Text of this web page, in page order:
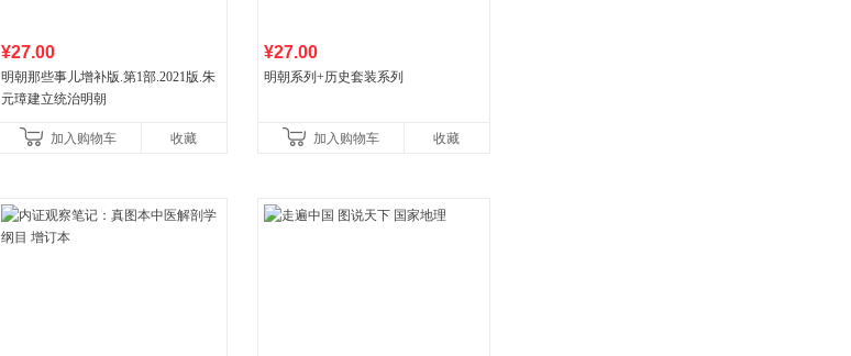
¥27.00
明朝那些事儿增补版.第1部.2021版.朱
元璋建立统治明朝
加入购物车 收藏
¥27.00
明朝系列+历史套装系列
加入购物车 收藏